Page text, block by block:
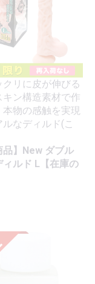
クリに皮が伸びる
キン構造素材で作
本物の感触を実現
ルなディルド(こ
品】New ダブル
ィルド L【在庫の